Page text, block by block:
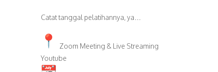
Catat tanggal pelatihannya, ya…
Zoom Meeting & Live Streaming
Youtube